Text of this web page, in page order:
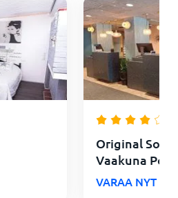
Original
Vaakuna Pori
VARAA NYT